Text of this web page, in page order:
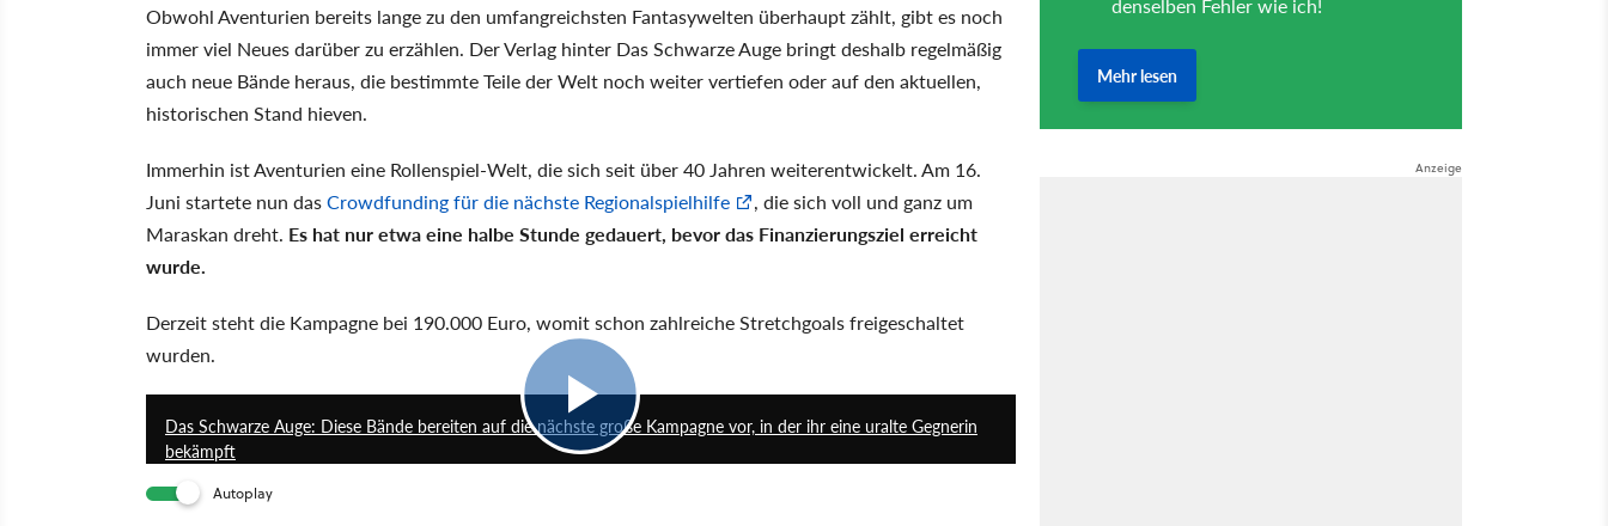
Obwohl Aventurien bereits lange zu den umfangreichsten Fantasywelten überhaupt zählt, gibt es noch
immer viel Neues darüber zu erzählen. Der Verlag hinter Das Schwarze Auge bringt deshalb regelmäßig
auch neue Bände heraus, die bestimmte Teile der Welt noch weiter vertiefen oder auf den aktuellen,
historischen Stand hieven.
Immerhin ist Aventurien eine Rollenspiel-Welt, die sich seit über 40 Jahren weiterentwickelt. Am 16.
Juni startete nun dasCrowdfunding für die nächste Regionalspielhilfe
, die sich voll und ganz um
Maraskan dreht. Es hat nur etwa eine halbe Stunde gedauert, bevor das Finanzierungsziel erreicht
wurde.
Derzeit steht die Kampagne bei 190.000 Euro, womit schon zahlreiche Stretchgoals freigeschaltet
wurden.
Das Schwarze Auge: Diese Bände bereiten auf die nächste große Kampagne vor, in der ihr eine uralte Gegnerin
bekämpft
Autoplay